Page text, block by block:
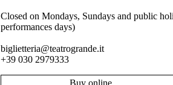
Closed on Mondays, Sundays and public
performances days)
biglietteria@teatrogrande.it
+39 030 2979333
Buy online